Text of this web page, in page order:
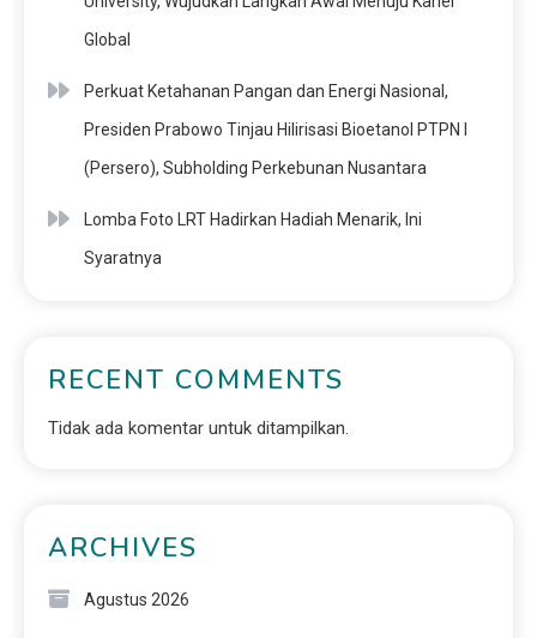
Global
Perkuat Ketahanan Pangan dan Energi Nasional,
Presiden Prabowo Tinjau Hilirisasi Bioetanol PTPN I
(Persero), Subholding Perkebunan Nusantara
Lomba Foto LRT Hadirkan Hadiah Menarik, Ini
Syaratnya
RECENT COMMENTS
Tidak ada komentar untuk ditampilkan.
ARCHIVES
Agustus 2026